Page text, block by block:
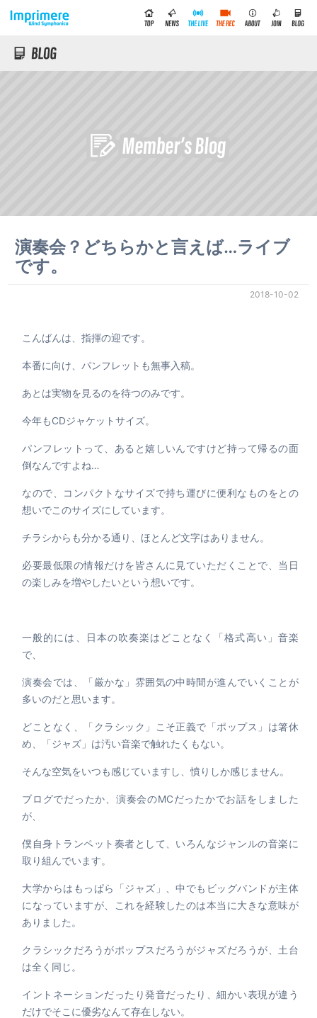
演奏会？どちらかと言えば…ライブ
です。
2018-10-02
こんばんは、指揮の迎です。
本番に向け、パンフレットも無事入稿。
あとは実物を見るのを待つのみです。
今年もCDジャケットサイズ。
パンフレットって、あると嬉しいんですけど持って帰るの面
倒なんですよね…
なので、コンパクトなサイズで持ち運びに便利なものをとの
想いでこのサイズにしています。
チラシからも分かる通り、ほとんど文字はありません。
必要最低限の情報だけを皆さんに見ていただくことで、当日
の楽しみを増やしたいという想いです。
一般的には、日本の吹奏楽はどことなく「格式高い」音楽
で、
演奏会では、「厳かな」雰囲気の中時間が進んでいくことが
多いのだと思います。
どことなく、「クラシック」こそ正義で「ポップス」は箸休
め、「ジャズ」は汚い音楽で触れたくもない。
そんな空気をいつも感じていますし、憤りしか感じません。
ブログでだったか、演奏会のMCだったかでお話をしました
が、
僕自身トランペット奏者として、いろんなジャンルの音楽に
取り組んでいます。
大学からはもっぱら「ジャズ」、中でもビッグバンドが主体
になっていますが、これを経験したのは本当に大きな意味が
ありました。
クラシックだろうがポップスだろうがジャズだろうが、土台
は全く同じ。
イントネーションだったり発音だったり、細かい表現が違う
だけでそこに優劣なんて存在しない。